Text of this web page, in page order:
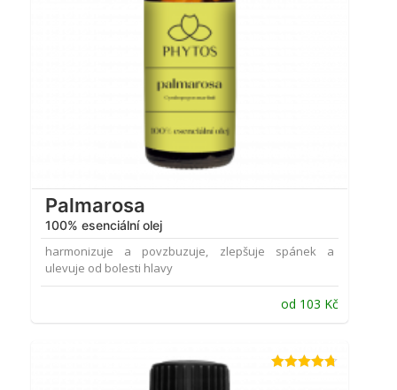
Palmarosa
100% esenciální olej
harmonizuje a povzbuzuje, zlepšuje spánek a
ulevuje od bolesti hlavy
od 103 Kč